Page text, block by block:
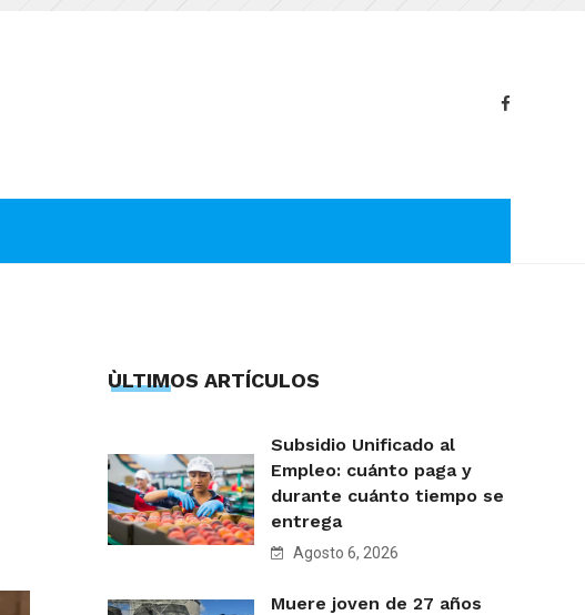
ÙLTIMOS ARTÍCULOS
Subsidio Unificado al
Empleo: cuánto paga y
durante cuánto tiempo se
entrega
Agosto 6, 2026
Muere joven de 27 años